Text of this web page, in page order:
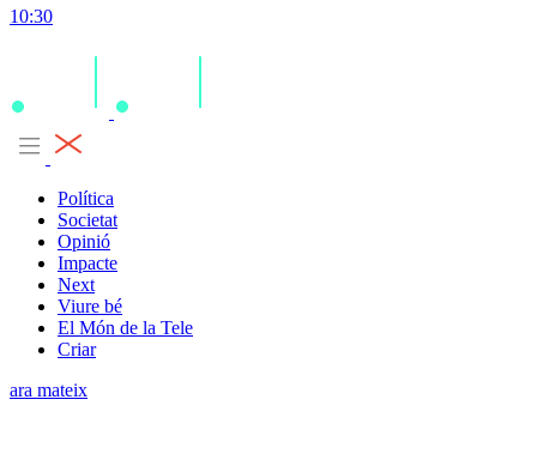
10:30
Política
Societat
Opinió
Impacte
Next
Viure bé
El Món de la Tele
Criar
ara mateix